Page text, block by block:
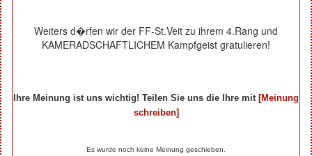
Weiters d�rfen wir der FF-St.Veit zu ihrem 4.Rang und
KAMERADSCHAFTLICHEM Kampfgeist gratulieren!
Ihre Meinung ist uns wichtig! Teilen Sie uns die Ihre mit [Meinung
schreiben]
Es wurde noch keine Meinung geschieben.